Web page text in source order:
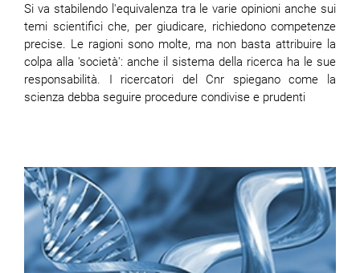
Si va stabilendo l'equivalenza tra le varie opinioni anche sui
temi scientifici che, per giudicare, richiedono competenze
precise. Le ragioni sono molte, ma non basta attribuire la
colpa alla 'società': anche il sistema della ricerca ha le sue
responsabilità. I ricercatori del Cnr spiegano come la
scienza debba seguire procedure condivise e prudenti